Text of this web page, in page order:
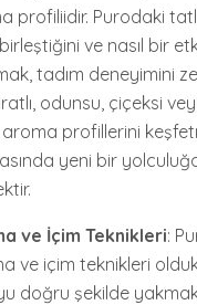
profiliidir. Purodaki
ve nasıl bir
tadım deneyimini
odunsu, çiçeksi
aroma profillerini
yeni bir
ve İçim Teknikleri:
ve içim teknikleri
doğru şekilde